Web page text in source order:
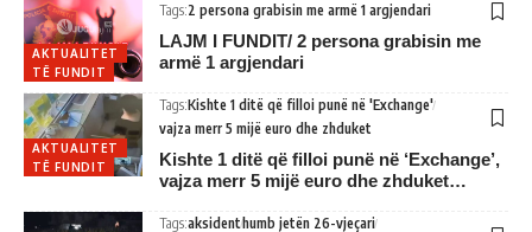
AKTUALITET
TË FUNDIT
Tags:2 persona grabisin me armë 1 argjendari
LAJM I FUNDIT/ 2 persona grabisin me
armë 1 argjendari
AKTUALITET
TË FUNDIT
Tags:Kishte 1 ditë që filloi punë në 'Exchange'
vajza merr 5 mijë euro dhe zhduket
Kishte 1 ditë që filloi punë në ‘Exchange’,
vajza merr 5 mijë euro dhe zhduket…
Tags:aksidenthumb jetën 26-vjeçari